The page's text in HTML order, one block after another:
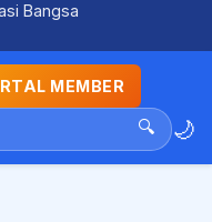
Bangsa
MEMBER
🔍 🌙